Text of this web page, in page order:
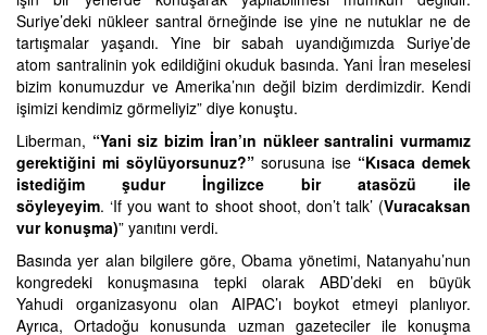
Suriye’deki nükleer santral örneğinde ise yine ne nutuklar ne de
tartışmalar yaşandı. Yine bir sabah uyandığımızda Suriye’de
atom santralinin yok edildiğini okuduk basında. Yani İran meselesi
bizim konumuzdur ve Amerika’nın değil bizim derdimizdir. Kendi
işimizi kendimiz görmeliyiz” diye konuştu.
Liberman, “Yani siz bizim İran’ın nükleer santralini vurmamız
gerektiğini mi söylüyorsunuz?” sorusuna ise “Kısaca demek
istediğim şudur İngilizce bir atasözü ile
söyleyeyim. ‘If you want to shoot shoot, don’t talk’ (Vuracaksan
vur konuşma)” yanıtını verdi.
Basında yer alan bilgilere göre, Obama yönetimi, Natanyahu’nun
kongredeki konuşmasına tepki olarak ABD’deki en büyük
Yahudi organizasyonu olan AIPAC’ı boykot etmeyi planlıyor.
Ayrıca, Ortadoğu konusunda uzman gazeteciler ile konuşma